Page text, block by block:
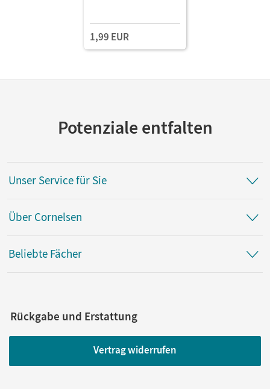
1,99 EUR
Potenziale entfalten
Unser Service für Sie
Über Cornelsen
Beliebte Fächer
Rückgabe und Erstattung
Vertrag widerrufen